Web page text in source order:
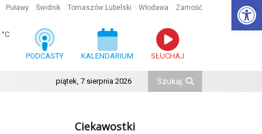
Puławy Świdnik Tomaszów Lubelski Włodawa Zamość
°C
PODCASTY KALENDARIUM SŁUCHAJ
piątek, 7 sierpnia 2026
Ciekawostki